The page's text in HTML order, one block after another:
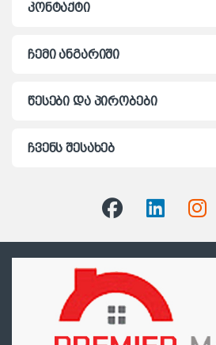
კონტაქტი
ჩემი ანგარიში
წესები და პირობები
ჩვენს შესახებ